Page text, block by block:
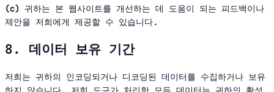
(c)
귀하는 본 웹사이트를 개선하는 데 도움이 되는 피드백이나
제안을 저희에게 제공할 수 있습니다.
8. 데이터 보유 기간
저희는 귀하의 인코딩되거나 디코딩된 데이터를 수집하거나 보유